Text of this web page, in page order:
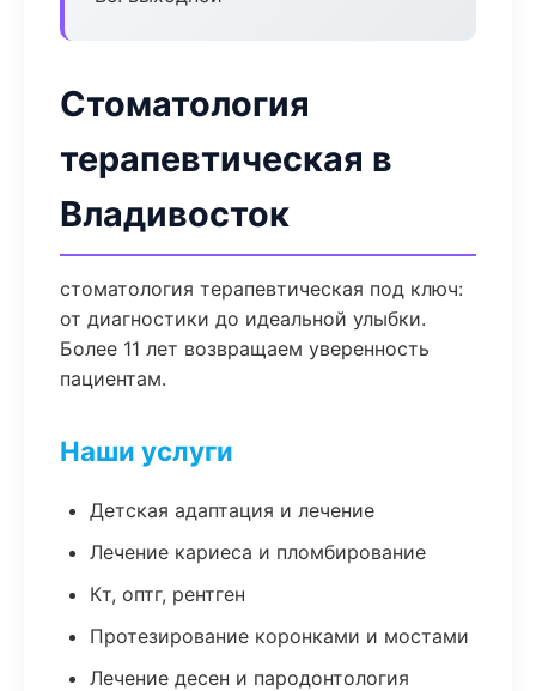
Стоматология
терапевтическая в
Владивосток
стоматология терапевтическая под ключ:
от диагностики до идеальной улыбки.
Более 11 лет возвращаем уверенность
пациентам.
Наши услуги
Детская адаптация и лечение
Лечение кариеса и пломбирование
Кт, оптг, рентген
Протезирование коронками и мостами
Лечение десен и пародонтология